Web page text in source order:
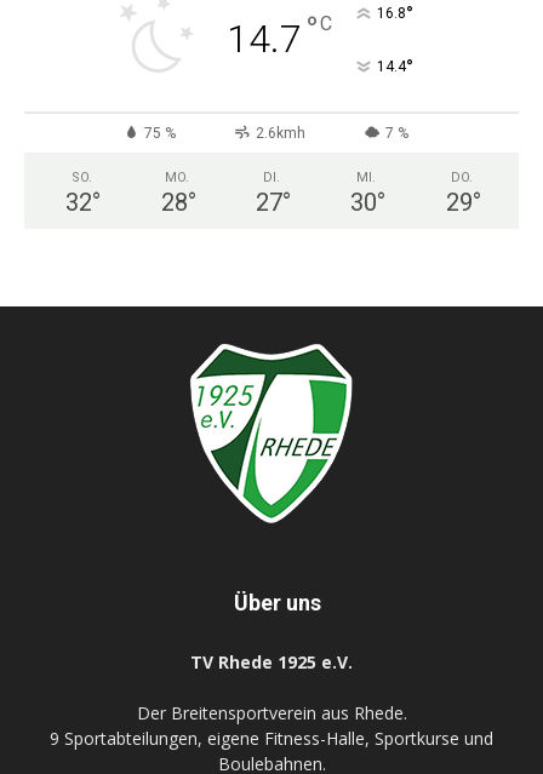
14.7 °C 16.8°
14.4°
75 % 2.6kmh 7 %
SO.
32°
MO.
28°
DI.
27°
MI.
30°
DO.
29°
Über uns
TV Rhede 1925 e.V.
Der Breitensportverein aus Rhede.
9 Sportabteilungen, eigene Fitness-Halle, Sportkurse und
Boulebahnen.